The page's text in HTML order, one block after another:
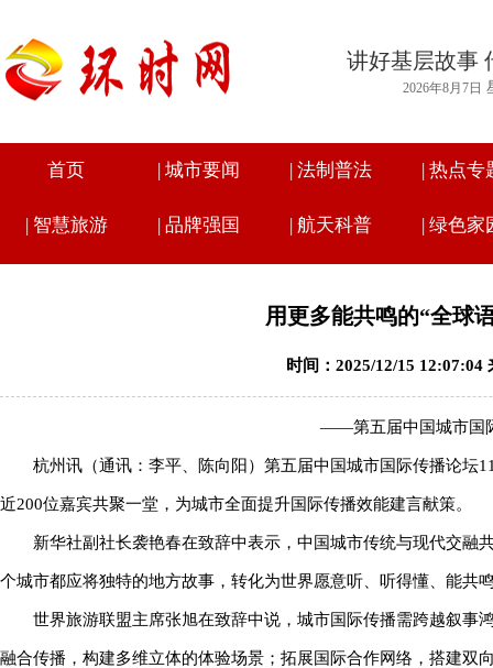
讲好基层故事
2026年8月7日
首页 | 城市要闻 | 法制普法 | 热点专
| 智慧旅游 | 品牌强国 | 航天科普 | 绿色家
用更多能共鸣的“全球
时间：2025/12/15 12:07:04
——第五届中国城市国
杭州讯（通讯：李平、陈向阳）第五届中国城市国际传播论坛
近200位嘉宾共聚一堂，为城市全面提升国际传播效能建言献策。
新华社副社长袭艳春在致辞中表示，中国城市传统与现代交融
个城市都应将独特的地方故事，转化为世界愿意听、听得懂、能共
世界旅游联盟主席张旭在致辞中说，城市国际传播需跨越叙事
融合传播，构建多维立体的体验场景；拓展国际合作网络，搭建双